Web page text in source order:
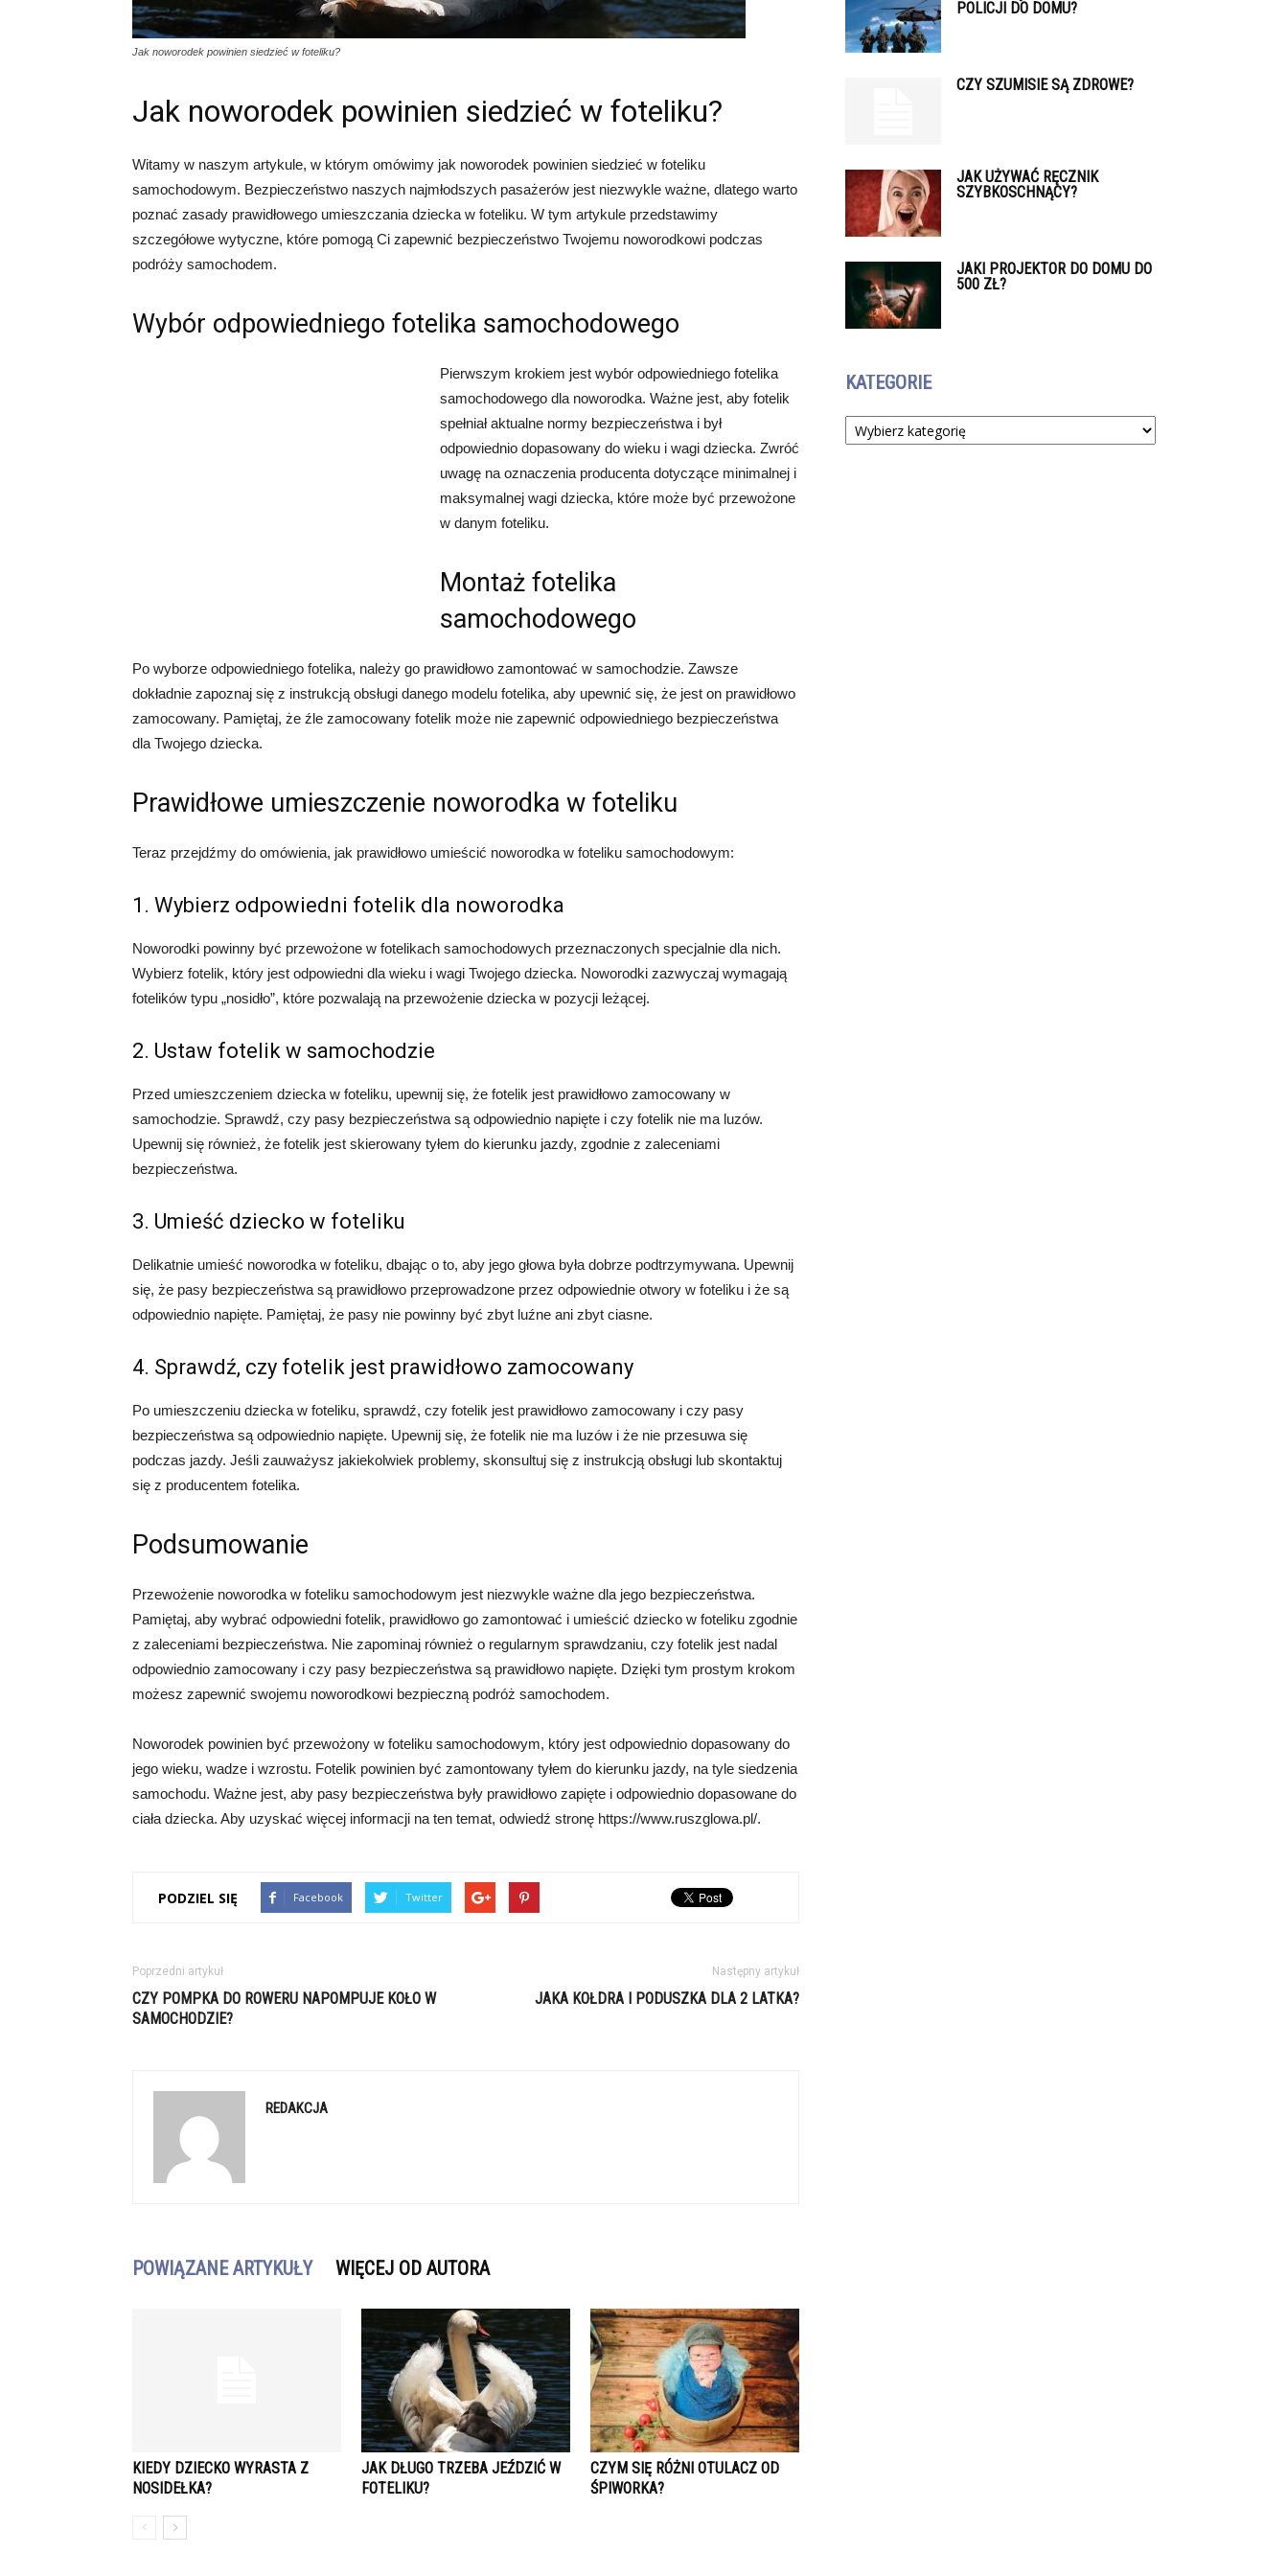
Jak noworodek powinien siedzieć w foteliku?
Jak noworodek powinien siedzieć w foteliku?
Witamy w naszym artykule, w którym omówimy jak noworodek powinien siedzieć w foteliku
samochodowym. Bezpieczeństwo naszych najmłodszych pasażerów jest niezwykle ważne, dlatego warto
poznać zasady prawidłowego umieszczania dziecka w foteliku. W tym artykule przedstawimy
szczegółowe wytyczne, które pomogą Ci zapewnić bezpieczeństwo Twojemu noworodkowi podczas
podróży samochodem.
Wybór odpowiedniego fotelika samochodowego
Pierwszym krokiem jest wybór odpowiedniego fotelika
samochodowego dla noworodka. Ważne jest, aby fotelik
spełniał aktualne normy bezpieczeństwa i był
odpowiednio dopasowany do wieku i wagi dziecka. Zwróć
uwagę na oznaczenia producenta dotyczące minimalnej i
maksymalnej wagi dziecka, które może być przewożone
w danym foteliku.
Montaż fotelika
samochodowego
Po wyborze odpowiedniego fotelika, należy go prawidłowo zamontować w samochodzie. Zawsze
dokładnie zapoznaj się z instrukcją obsługi danego modelu fotelika, aby upewnić się, że jest on prawidłowo
zamocowany. Pamiętaj, że źle zamocowany fotelik może nie zapewnić odpowiedniego bezpieczeństwa
dla Twojego dziecka.
Prawidłowe umieszczenie noworodka w foteliku
Teraz przejdźmy do omówienia, jak prawidłowo umieścić noworodka w foteliku samochodowym:
1. Wybierz odpowiedni fotelik dla noworodka
Noworodki powinny być przewożone w fotelikach samochodowych przeznaczonych specjalnie dla nich.
Wybierz fotelik, który jest odpowiedni dla wieku i wagi Twojego dziecka. Noworodki zazwyczaj wymagają
fotelików typu „nosidło”, które pozwalają na przewożenie dziecka w pozycji leżącej.
2. Ustaw fotelik w samochodzie
Przed umieszczeniem dziecka w foteliku, upewnij się, że fotelik jest prawidłowo zamocowany w
samochodzie. Sprawdź, czy pasy bezpieczeństwa są odpowiednio napięte i czy fotelik nie ma luzów.
Upewnij się również, że fotelik jest skierowany tyłem do kierunku jazdy, zgodnie z zaleceniami
bezpieczeństwa.
3. Umieść dziecko w foteliku
Delikatnie umieść noworodka w foteliku, dbając o to, aby jego głowa była dobrze podtrzymywana. Upewnij
się, że pasy bezpieczeństwa są prawidłowo przeprowadzone przez odpowiednie otwory w foteliku i że są
odpowiednio napięte. Pamiętaj, że pasy nie powinny być zbyt luźne ani zbyt ciasne.
4. Sprawdź, czy fotelik jest prawidłowo zamocowany
Po umieszczeniu dziecka w foteliku, sprawdź, czy fotelik jest prawidłowo zamocowany i czy pasy
bezpieczeństwa są odpowiednio napięte. Upewnij się, że fotelik nie ma luzów i że nie przesuwa się
podczas jazdy. Jeśli zauważysz jakiekolwiek problemy, skonsultuj się z instrukcją obsługi lub skontaktuj
się z producentem fotelika.
Podsumowanie
Przewożenie noworodka w foteliku samochodowym jest niezwykle ważne dla jego bezpieczeństwa.
Pamiętaj, aby wybrać odpowiedni fotelik, prawidłowo go zamontować i umieścić dziecko w foteliku zgodnie
z zaleceniami bezpieczeństwa. Nie zapominaj również o regularnym sprawdzaniu, czy fotelik jest nadal
odpowiednio zamocowany i czy pasy bezpieczeństwa są prawidłowo napięte. Dzięki tym prostym krokom
możesz zapewnić swojemu noworodkowi bezpieczną podróż samochodem.
Noworodek powinien być przewożony w foteliku samochodowym, który jest odpowiednio dopasowany do
jego wieku, wadze i wzrostu. Fotelik powinien być zamontowany tyłem do kierunku jazdy, na tyle siedzenia
samochodu. Ważne jest, aby pasy bezpieczeństwa były prawidłowo zapięte i odpowiednio dopasowane do
ciała dziecka. Aby uzyskać więcej informacji na ten temat, odwiedź stronę https://www.ruszglowa.pl/.
PODZIEL SIĘ Facebook Twitter
Poprzedni artykuł
CZY POMPKA DO ROWERU NAPOMPUJE KOŁO W
SAMOCHODZIE?
Następny artykuł
JAKA KOŁDRA I PODUSZKA DLA 2 LATKA?
REDAKCJA
POWIĄZANE ARTYKUŁY WIĘCEJ OD AUTORA
KIEDY DZIECKO WYRASTA Z
NOSIDEŁKA?
JAK DŁUGO TRZEBA JEŹDZIĆ W
FOTELIKU?
CZYM SIĘ RÓŻNI OTULACZ OD
ŚPIWORKA?
POLICJI DO DOMU?
CZY SZUMISIE SĄ ZDROWE?
JAK UŻYWAĆ RĘCZNIK
SZYBKOSCHNĄCY?
JAKI PROJEKTOR DO DOMU DO
500 ZŁ?
KATEGORIE
Kategorie